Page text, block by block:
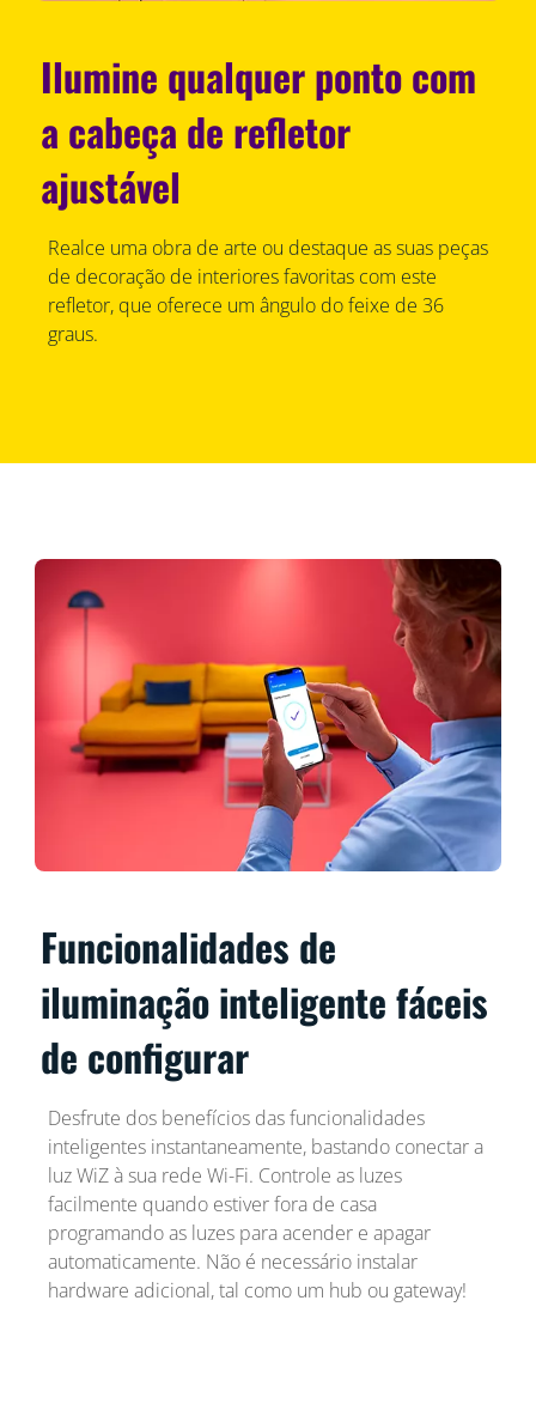
Ilumine qualquer ponto com
a cabeça de refletor
ajustável
Realce uma obra de arte ou destaque as suas peças
de decoração de interiores favoritas com este
refletor, que oferece um ângulo do feixe de 36
graus.
Funcionalidades de
iluminação inteligente fáceis
de configurar
Desfrute dos benefícios das funcionalidades
inteligentes instantaneamente, bastando conectar a
luz WiZ à sua rede Wi-Fi. Controle as luzes
facilmente quando estiver fora de casa
programando as luzes para acender e apagar
automaticamente. Não é necessário instalar
hardware adicional, tal como um hub ou gateway!